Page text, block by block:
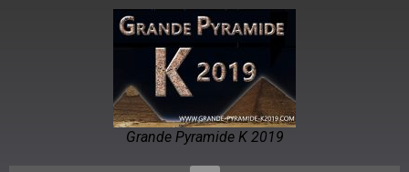
Grande Pyramide K 2019